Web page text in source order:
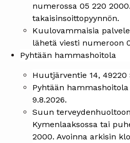
numerossa 05 220
takaisinsoittopyynnön.
Kuulovammaisia
lähetä viesti numeroon
Pyhtään hammashoitola
Huutjärventie 14, 49220
Pyhtään
9.8.2026.
Suun
Kymenlaaksossa tai
2000. Avoinna arkisin